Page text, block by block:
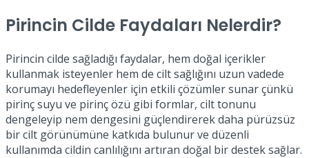
Pirincin Cilde Faydaları Nelerdir?
Pirincin cilde sağladığı faydalar, hem doğal içerikler
kullanmak isteyenler hem de cilt sağlığını uzun vadede
korumayı hedefleyenler için etkili çözümler sunar çünkü
pirinç suyu ve pirinç özü gibi formlar, cilt tonunu
dengeleyip nem dengesini güçlendirerek daha pürüzsüz
bir cilt görünümüne katkıda bulunur ve düzenli
kullanımda cildin canlılığını artıran doğal bir destek sağlar.